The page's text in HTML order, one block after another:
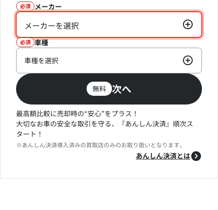
必須 メーカー
メーカーを選択
必須 車種
車種を選択
無料 次へ
最高額比較に売却時の“安心”をプラス！
大切なお車の安全な取引を守る、『あんしん決済』順次ス
タート！
※あんしん決済導入済みの買取店のみのお取り扱いとなります。
あんしん決済とは